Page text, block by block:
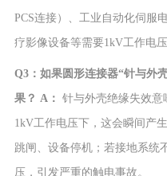
PCS连接）、工业自动化伺服
疗影像设备等需要1kV工作电
Q3：如果圆形连接器“针与外
果？ A： 针与外壳绝缘失效意
1kV工作电压下，这会瞬间产
跳闸、设备停机；若接地系统
压，引发严重的触电事故。